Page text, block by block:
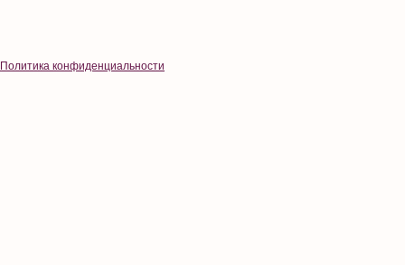
Политика конфиденциальности